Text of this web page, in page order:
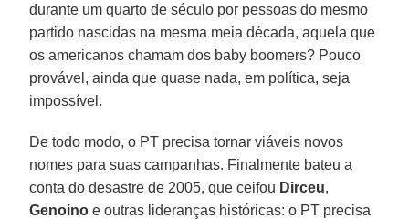
durante um quarto de século por pessoas do mesmo
partido nascidas na mesma meia década, aquela que
os americanos chamam dos baby boomers? Pouco
provável, ainda que quase nada, em política, seja
impossível.
De todo modo, o PT precisa tornar viáveis novos
nomes para suas campanhas. Finalmente bateu a
conta do desastre de 2005, que ceifou Dirceu,
Genoino e outras lideranças históricas: o PT precisa